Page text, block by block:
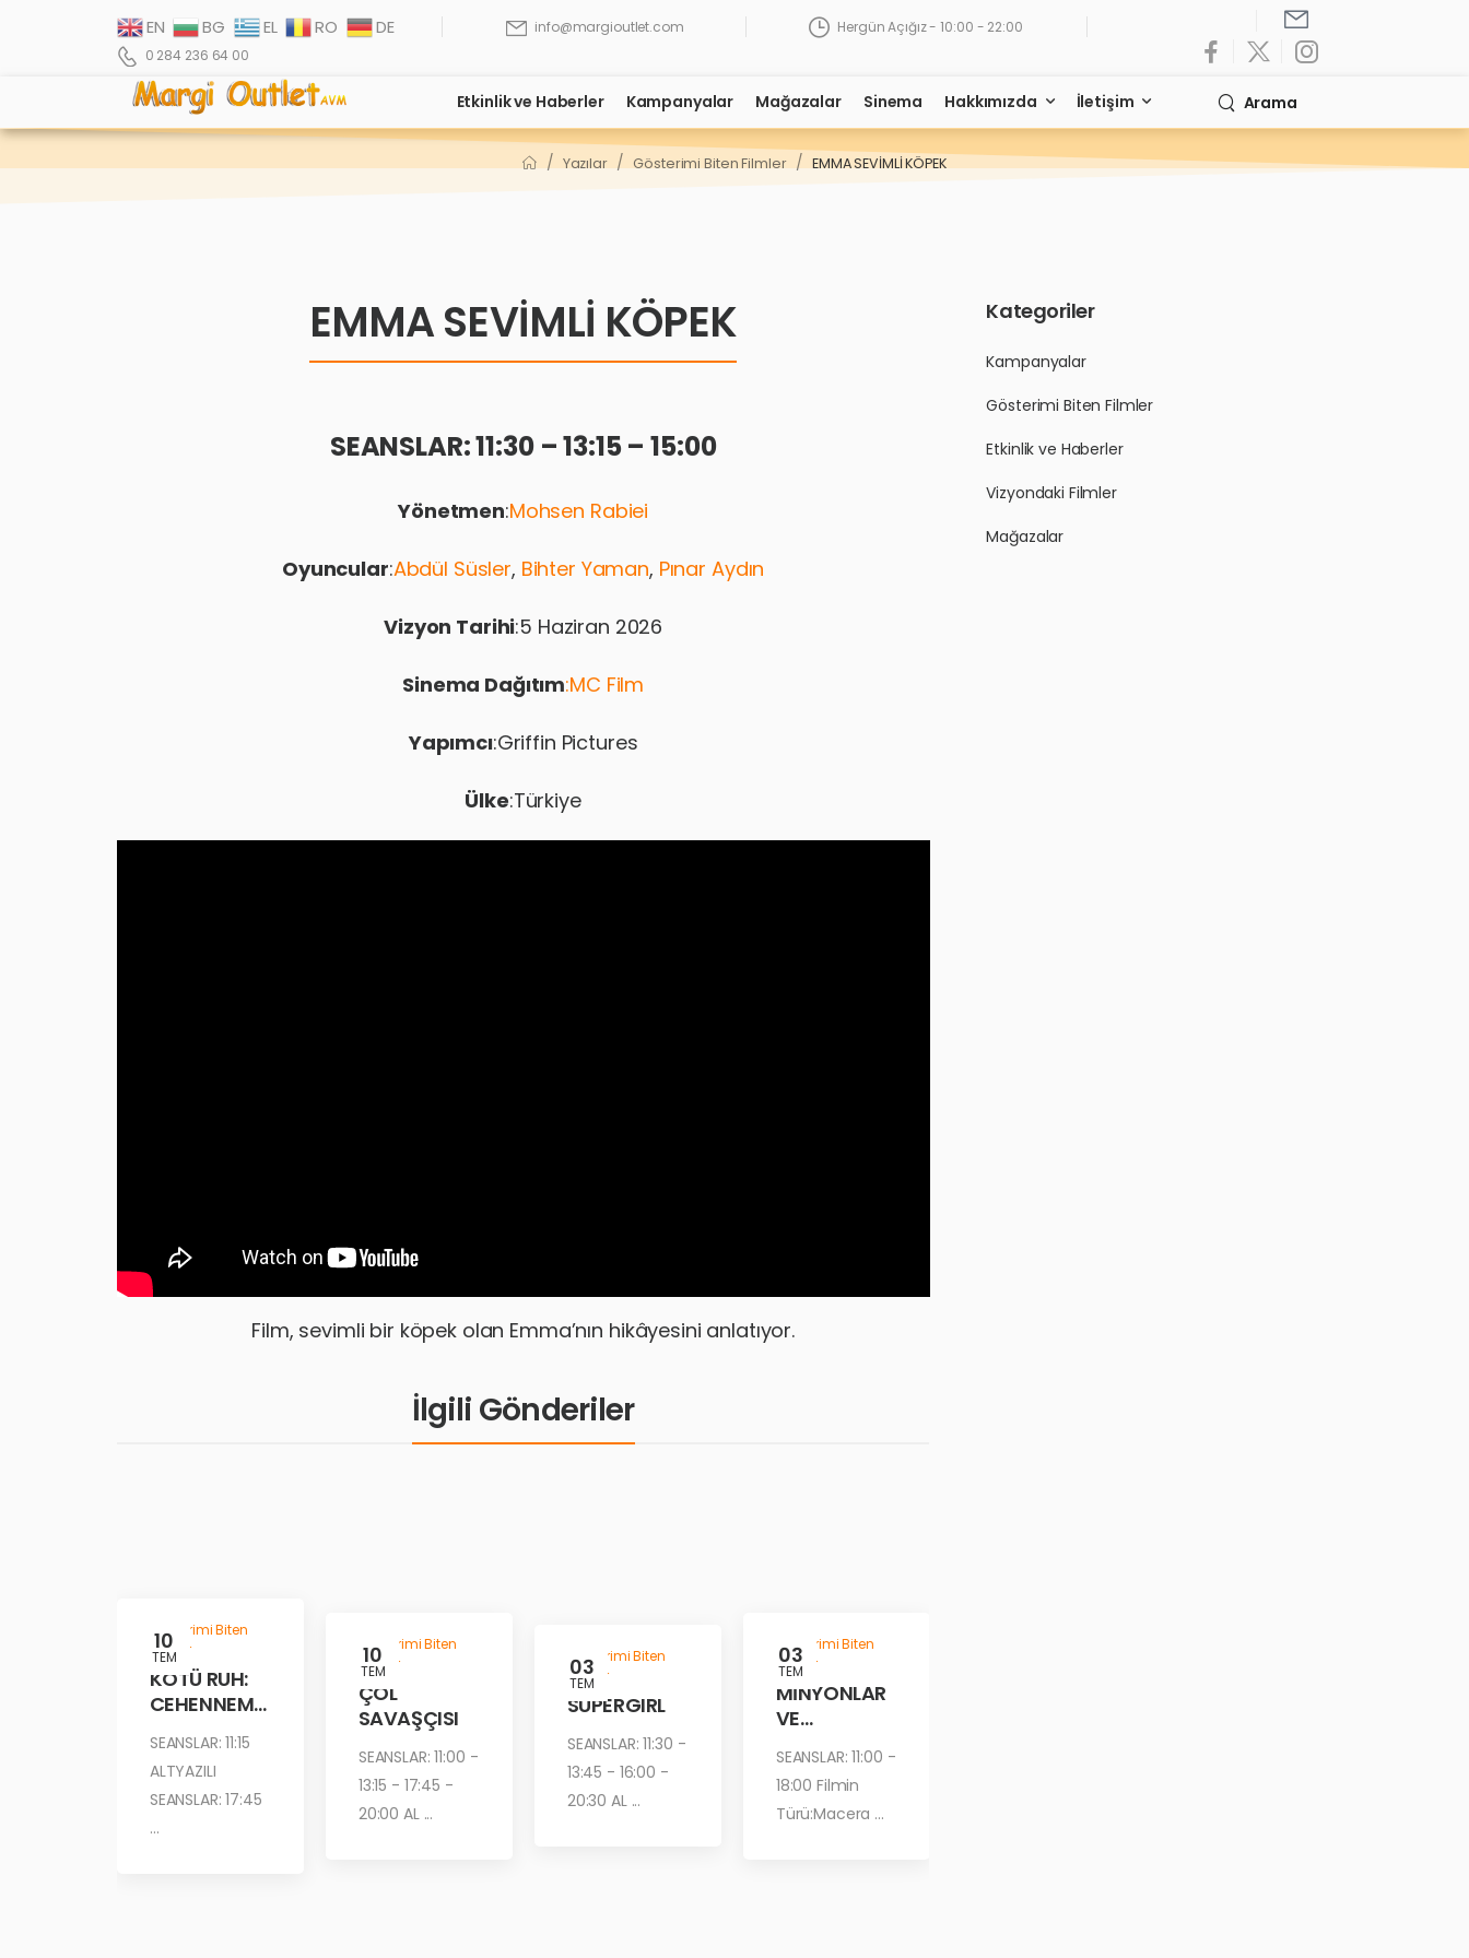
EN BG EL RO DE info@margioutlet.com
Hergün Açığız - 10:00 - 22:00
0 284 236 64 00
Etkinlik ve Haberler Kampanyalar Mağazalar Sinema Hakkımızda İletişim Arama
/ Yazılar / Gösterimi Biten Filmler / EMMA SEVİMLİ KÖPEK
Kategoriler
Kampanyalar
Gösterimi Biten Filmler
Etkinlik ve Haberler
Vizyondaki Filmler
Mağazalar
EMMA SEVİMLİ KÖPEK
SEANSLAR: 11:30 – 13:15 – 15:00
Yönetmen:Mohsen Rabiei
Oyuncular:Abdül Süsler, Bihter Yaman, Pınar Aydın
Vizyon Tarihi:5 Haziran 2026
Sinema Dağıtım:MC Film
Yapımcı:Griffin Pictures
Ülke:Türkiye
Film, sevimli bir köpek olan Emma’nın hikâyesini anlatıyor.
İlgili Gönderiler
10
TEM
Gösterimi Biten
Filmler
KÖTÜ RUH:
CEHENNEM
SEANSLAR: 11:15
ALTYAZILI
SEANSLAR: 17:45
...
10
TEM
Gösterimi Biten
Filmler
ÇÖL
SAVAŞÇISI
SEANSLAR: 11:00 -
13:15 - 17:45 -
20:00 AL ...
03
TEM
Gösterimi Biten
Filmler
SUPERGIRL
SEANSLAR: 11:30 -
13:45 - 16:00 -
20:30 AL ...
03
TEM
Gösterimi Biten
Filmler
MİNYONLAR
VE
R
SEANSLAR: 11:00 -
18:00 Filmin
Türü:Macera ...